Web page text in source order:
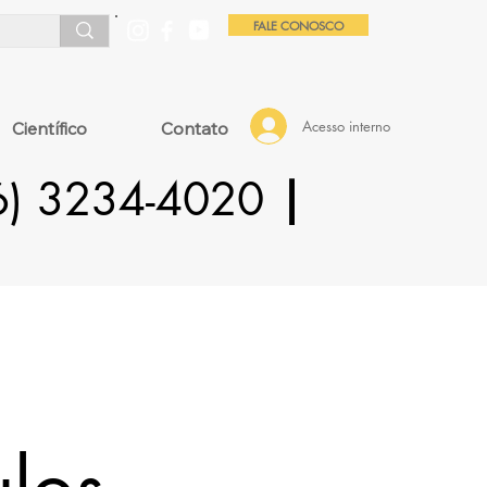
Acesso interno
FALE CONOSCO
Científico Contato
3234-4020